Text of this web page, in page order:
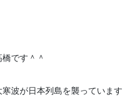
です＾＾
波が日本列島を襲っています